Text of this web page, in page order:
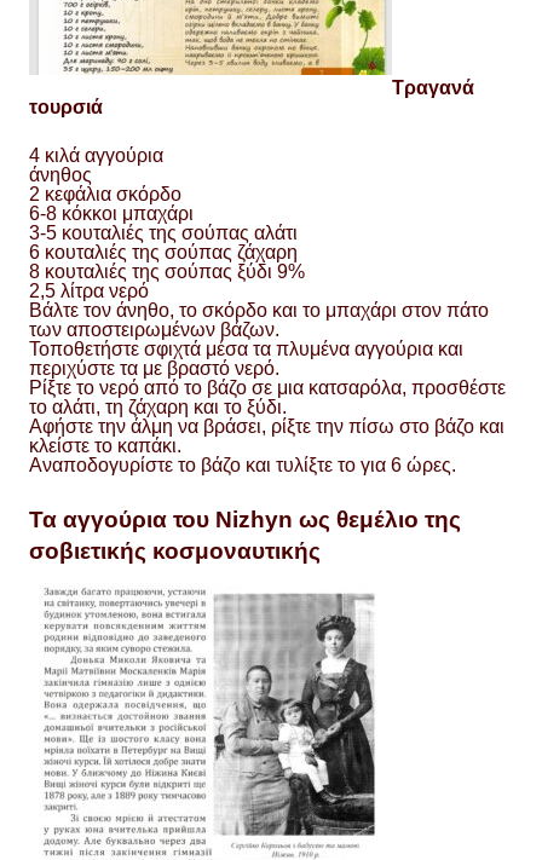
Τραγανά
τουρσιά
4 κιλά αγγούρια
άνηθος
2 κεφάλια σκόρδο
6-8 κόκκοι μπαχάρι
3-5 κουταλιές της σούπας αλάτι
6 κουταλιές της σούπας ζάχαρη
8 κουταλιές της σούπας ξύδι 9%
2,5 λίτρα νερό
Βάλτε τον άνηθο, το σκόρδο και το μπαχάρι στον πάτο
των αποστειρωμένων βάζων.
Τοποθετήστε σφιχτά μέσα τα πλυμένα αγγούρια και
περιχύστε τα με βραστό νερό.
Ρίξτε το νερό από το βάζο σε μια κατσαρόλα, προσθέστε
το αλάτι, τη ζάχαρη και το ξύδι.
Αφήστε την άλμη να βράσει, ρίξτε την πίσω στο βάζο και
κλείστε το καπάκι.
Αναποδογυρίστε το βάζο και τυλίξτε το για 6 ώρες.
Τα αγγούρια του Nizhyn ως θεμέλιο της
σοβιετικής κοσμοναυτικής